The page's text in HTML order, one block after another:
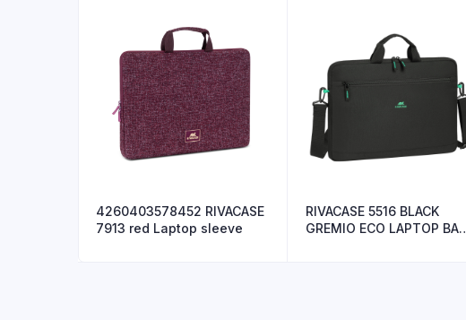
4260403578452 RIVACASE
7913 red Laptop sleeve
RIVACASE 5516 BLACK
GREMIO ECO LAPTOP BAG